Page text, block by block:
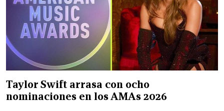
Taylor Swift arrasa con ocho
nominaciones en los AMAs 2026